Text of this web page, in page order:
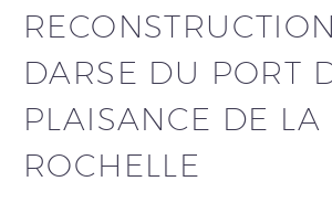
DARSE DU PORT
PLAISANCE DE LA
ROCHELLE